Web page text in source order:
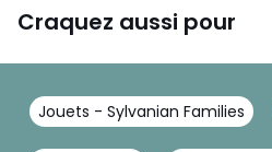
Craquez aussi pour
Jouets - Sylvanian Families